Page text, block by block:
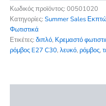
διπλό
λευκό
τετράγωνο
ρόμβος
E27
C30
ποσότητα
Κωδικός προϊόντος: 00501020
Κατηγορίες: Summer Sales
Φωτιστικά
Ετικέτες: διπλό, Κρεμαστό
ρόμβος E27 C30, λευκό, ρόμβος,